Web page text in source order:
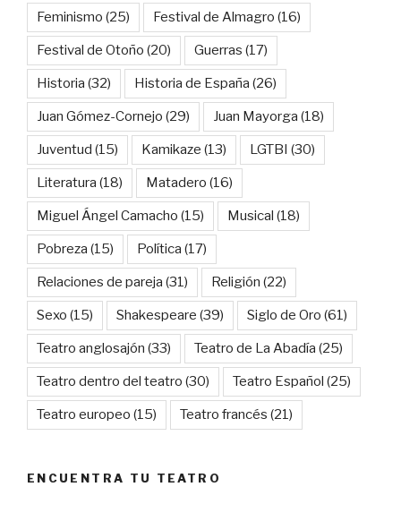
Feminismo (25) Festival de Almagro (16)
Festival de Otoño (20) Guerras (17)
Historia (32) Historia de España (26)
Juan Gómez-Cornejo (29) Juan Mayorga (18)
Juventud (15) Kamikaze (13) LGTBI (30)
Literatura (18) Matadero (16)
Miguel Ángel Camacho (15) Musical (18)
Pobreza (15) Política (17)
Relaciones de pareja (31) Religión (22)
Sexo (15) Shakespeare (39) Siglo de Oro (61)
Teatro anglosajón (33) Teatro de La Abadía (25)
Teatro dentro del teatro (30) Teatro Español (25)
Teatro europeo (15) Teatro francés (21)
ENCUENTRA TU TEATRO